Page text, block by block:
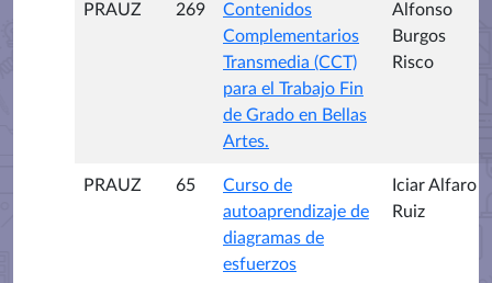
PRAUZ 269
Contenidos
Complementarios
Transmedia (CCT)
para el Trabajo Fin
de Grado en Bellas
Artes.
Alfonso
Burgos
Risco
PRAUZ 65
Curso de
autoaprendizaje de
diagramas de
esfuerzos
Iciar Alfaro
Ruiz